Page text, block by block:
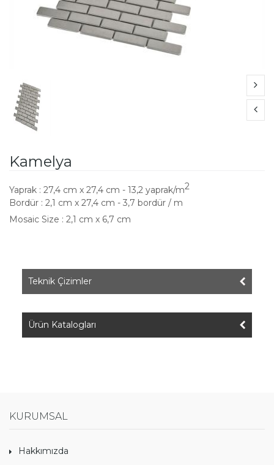
Kamelya
Yaprak : 27,4 cm x 27,4 cm - 13,2 yaprak/m2
Bordür : 2,1 cm x 27,4 cm - 3,7 bordür / m
Mosaic Size : 2,1 cm x 6,7 cm
Teknik Çizimler
Ürün Katalogları
KURUMSAL
Hakkımızda